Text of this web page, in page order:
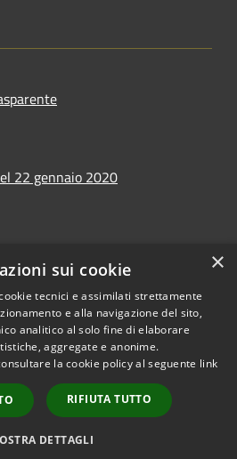
22 gennaio 2020
Copyright © 2026 • Comune di
Marsciano • Powered by
Municipium•
Accesso
redazione
×
sui cookie
tecnici e assimilati strettamente
e alla navigazione del sito,
analitico al solo fine di elaborare
aggregate e anonime.
la cookie policy al seguente link
RIFIUTA TUTTO
DETTAGLI